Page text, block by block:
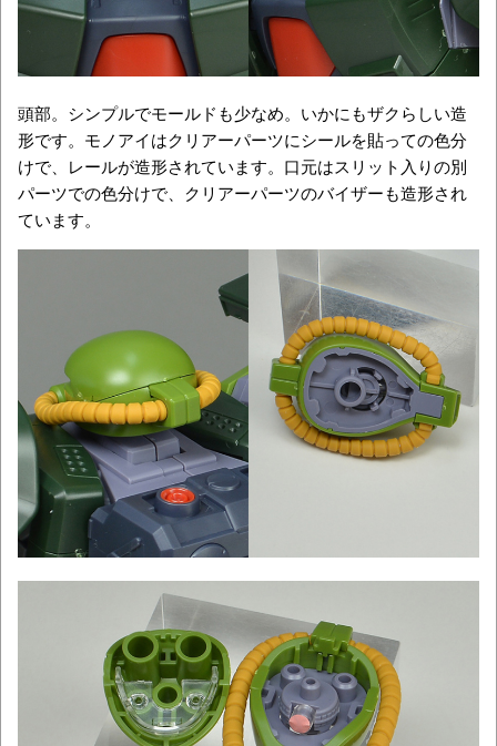
頭部。シンプルでモールドも少なめ。いかにもザクらしい造
形です。モノアイはクリアーパーツにシールを貼っての色分
けで、レールが造形されています。口元はスリット入りの別
パーツでの色分けで、クリアーパーツのバイザーも造形され
ています。